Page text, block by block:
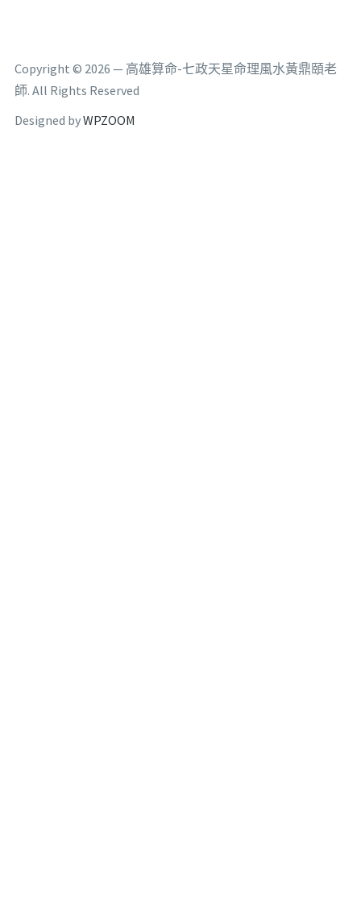
Copyright © 2026 — 高雄算命-七政天星命理風水黃鼎頤老
師. All Rights Reserved
Designed byWPZOOM